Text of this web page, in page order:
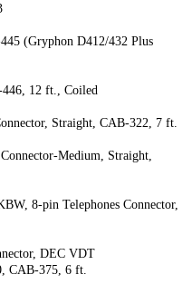
(Gryphon D412/432 Plus
12 ft., Coiled
Straight, CAB-322, 7 ft.
Medium, Straight,
8-pin Telephones Connector,
DEC VDT
CAB-375, 6 ft.